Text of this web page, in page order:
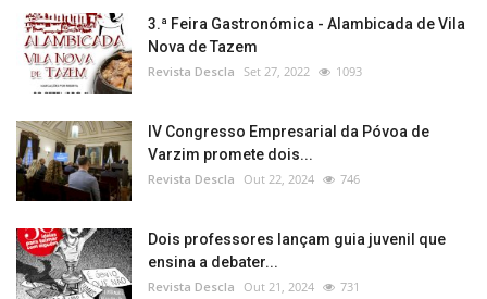
3.ª Feira Gastronómica - Alambicada de Vila
Nova de Tazem
Revista Descla Set 27, 2022 1093
IV Congresso Empresarial da Póvoa de
Varzim promete dois...
Revista Descla Out 22, 2024 746
Dois professores lançam guia juvenil que
ensina a debater...
Revista Descla Out 21, 2024 731